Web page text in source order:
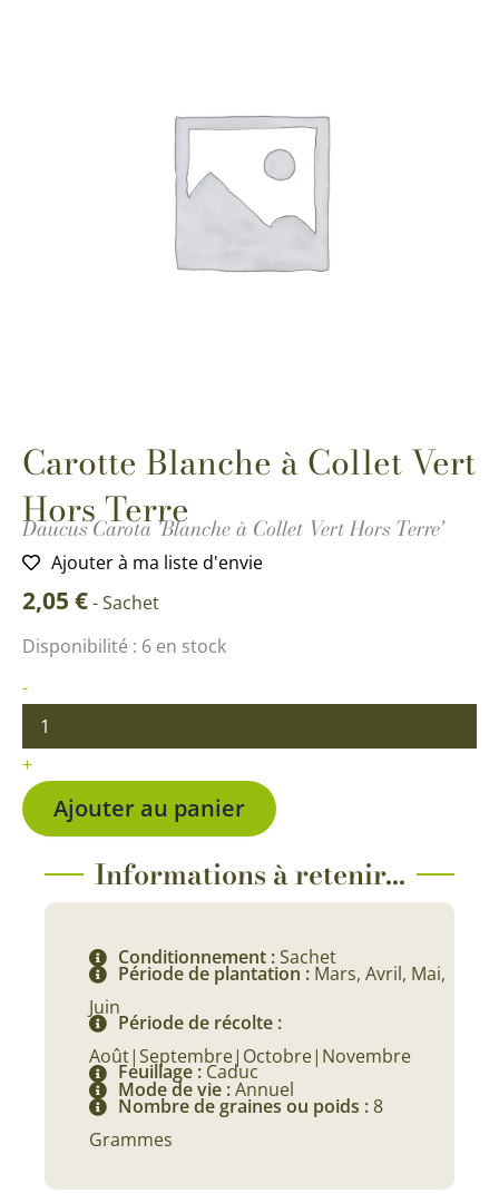
Carotte Blanche à Collet Vert
Hors Terre
Daucus Carota 'Blanche à Collet Vert Hors Terre'
Ajouter à ma liste d'envie
2,05 €-Sachet
Disponibilité : 6 en stock
-
quantité
Carotte
Blanche
Collet
Vert
Hors
Terre
+
Ajouter au panier
Informations à retenir...
Conditionnement :Sachet
Période de plantation : Mars, Avril, Mai,
Juin
Période de récolte :
Août|Septembre|Octobre|Novembre
Feuillage : Caduc
Mode de vie :Annuel
Nombre de graines ou poids :8
Grammes